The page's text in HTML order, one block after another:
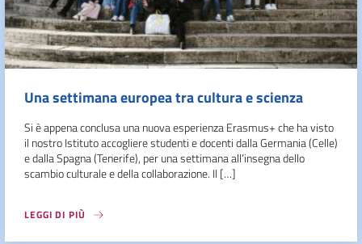
Una settimana europea tra cultura e scienza
Si è appena conclusa una nuova esperienza Erasmus+ che ha visto
il nostro Istituto accogliere studenti e docenti dalla Germania (Celle)
e dalla Spagna (Tenerife), per una settimana all’insegna dello
scambio culturale e della collaborazione. Il […]
LEGGI DI PIÙ